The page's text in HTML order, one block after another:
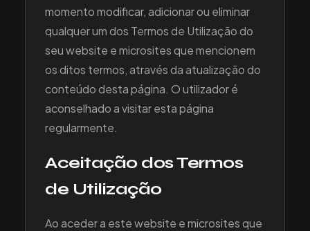
momento modificar, adicionar ou eliminar
qualquer um dos Termos de Utilização do
seu website e microsites que mencionem
os ditos termos, através da atualização do
conteúdo desta página. O utilizador é
aconselhado a visitar esta página
regularmente.
Aceitação dos Termos
de Utilização
Ao aceder a este website e microsites que